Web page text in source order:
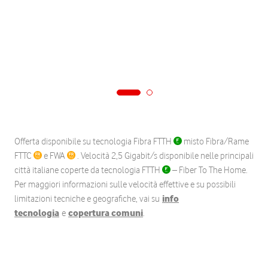
Offerta disponibile su tecnologia Fibra FTTH
misto Fibra/Rame
FTTC
e FWA
. Velocità 2,5 Gigabit/s disponibile nelle principali
città italiane coperte da tecnologia FTTH
– Fiber To The Home.
Per maggiori informazioni sulle velocità effettive e su possibili
limitazioni tecniche e geografiche, vai su info
tecnologia e copertura comuni.